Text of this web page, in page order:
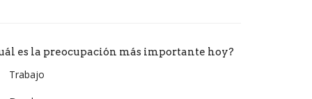
es la preocupación más importante hoy?
Trabajo